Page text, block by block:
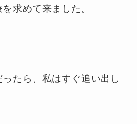
求めて来ました。
たら、私はすぐ追い出し